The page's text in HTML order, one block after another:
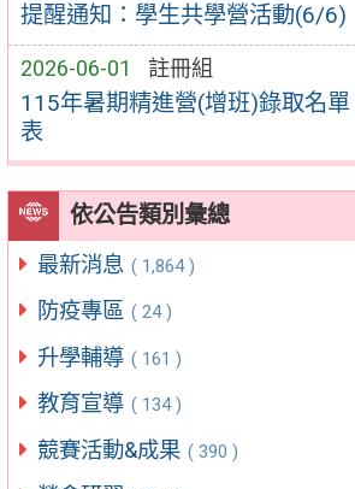
提醒通知：學生共學營活動(6/6)
2026-06-01 註冊組
115年暑期精進營(增班)錄取名
表
依公告類別彙總
最新消息 ( 1,864 )
防疫專區 ( 24 )
升學輔導 ( 161 )
教育宣導 ( 134 )
競賽活動&成果 ( 390 )